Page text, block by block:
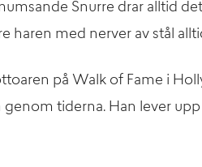
Snurre drar alltid
haren med nerver av stål
på Walk of Fame i
tiderna. Han lever